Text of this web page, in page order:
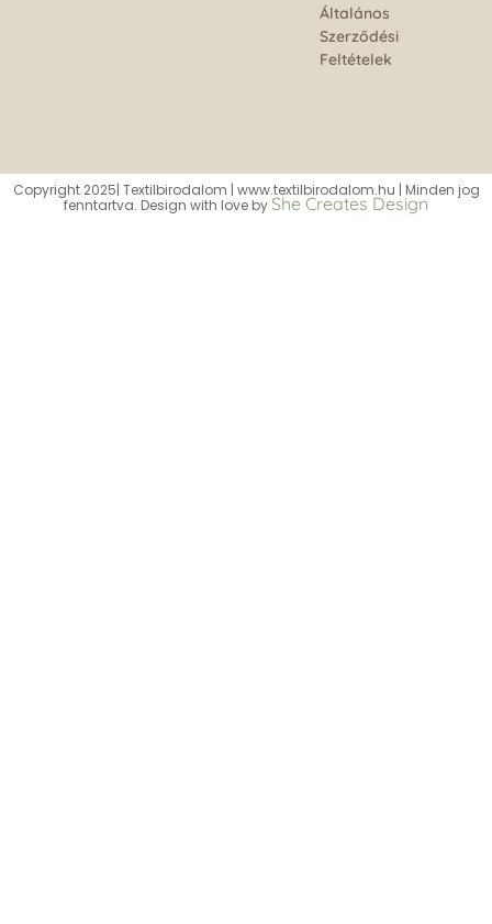
Általános
Szerződési
Feltételek
Copyright 2025| Textilbirodalom | www.textilbirodalom.hu | Minden jog
fenntartva. Design with love byShe Creates Design